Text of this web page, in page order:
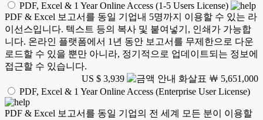
PDF, Excel & 1 Year Online Access (1-5 Users License)
PDF & Excel 보고서를 동일 기업내 5명까지 이용할 수 있는 라
이선스입니다. 텍스트 등의 복사 및 붙여넣기, 인쇄가 가능합
니다. 온라인 플랫폼에서 1년 동안 보고서를 무제한으로 다운
로드할 수 있을 뿐만 아니라, 정기적으로 업데이트되는 정보에
접근할 수 있습니다.
US $ 3,939
￦ 5,651,000
PDF, Excel & 1 Year Online Access (Enterprise User License)
PDF & Excel 보고서를 동일 기업의 전 세계 모든 분이 이용할